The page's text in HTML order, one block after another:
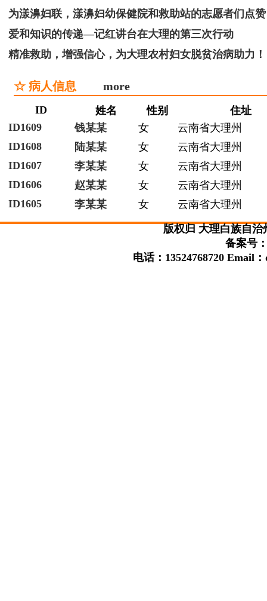
为漾濞妇联，漾濞妇幼保健院和救助站的志愿者们点
爱和知识的传递—记红讲台在大理的第三次行动
精准救助，增强信心，为大理农村妇女脱贫治病助力！
☆ 病人信息 more
ID 姓名 性别
住址
ID1609
钱某某 女
云南省大理州
ID1608
陆某某 女
云南省大理州
ID1607
李某某 女
云南省大理州
ID1606
赵某某 女
云南省大理州
ID1605
李某某 女 云南省大理州
版权归 大理白族自
备案号
电话：13524768720 Email